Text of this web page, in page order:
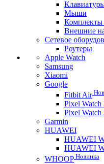
Мыши
Комплекты
Внешние
Сетевое
Роутеры
Apple Watch
Samsung
Xiaomi
Google
Fitbit Air
Pixel Watch
Pixel Watch
Garmin
HUAWEI
HUAWEI
HUAWEI
WHOOP Новинка